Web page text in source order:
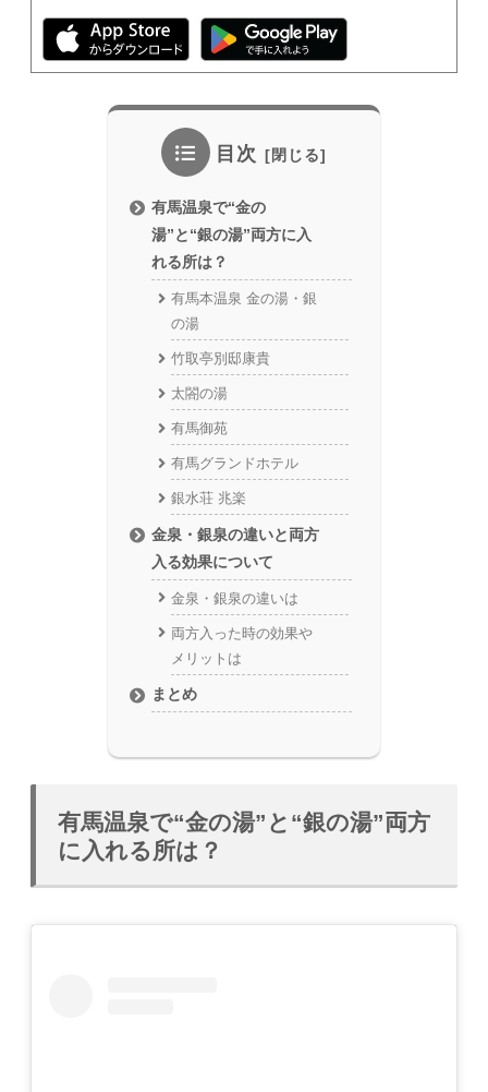
目次
有馬温泉で“金の
湯”と“銀の湯”両方に入
れる所は？
有馬本温泉 金の湯・銀
の湯
竹取亭別邸康貴
太閤の湯
有馬御苑
有馬グランドホテル
銀水荘 兆楽
金泉・銀泉の違いと両方
入る効果について
金泉・銀泉の違いは
両方入った時の効果や
メリットは
まとめ
有馬温泉で“金の湯”と“銀の湯”両方
に入れる所は？